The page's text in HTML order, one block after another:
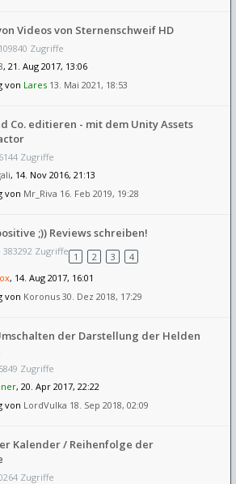
Videos von Sternenschweif HD
Zugriffe
, 21. Aug 2017, 13:06
von Lares 13. Mai 2021, 18:53
Co. editieren - mit dem Unity Assets
Zugriffe
, 14. Nov 2016, 21:13
von Mr_Riva 16. Feb 2019, 19:28
;)) Reviews schreiben!
Zugriffe 1 2 3
4
, 14. Aug 2017, 16:01
von Koronus 30. Dez 2018, 17:29
der Darstellung der Helden
Zugriffe
, 20. Apr 2017, 22:22
von LordVulka 18. Sep 2018, 02:09
Kalender / Reihenfolge der
Zugriffe